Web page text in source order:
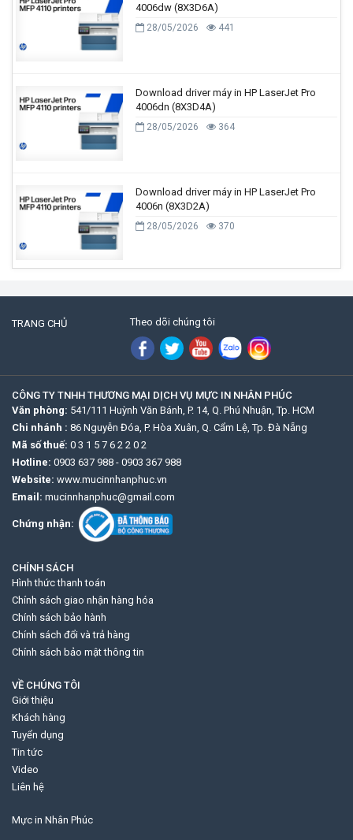
4006dw (8X3D6A)
28/05/2026 441
Download driver máy in HP LaserJet Pro
4006dn (8X3D4A)
28/05/2026 364
Download driver máy in HP LaserJet Pro
4006n (8X3D2A)
28/05/2026 370
TRANG CHỦ Theo dõi chúng tôi
CÔNG TY TNHH THƯƠNG MẠI DỊCH VỤ MỰC IN NHÂN PHÚC
Văn phòng: 541/111 Huỳnh Văn Bánh, P. 14, Q. Phú Nhuận, Tp. HCM
Chi nhánh : 86 Nguyễn Đóa, P. Hòa Xuân, Q. Cẩm Lệ, Tp. Đà Nẵng
Mã số thuế: 0 3 1 5 7 6 2 2 0 2
Hotline: 0903 637 988 - 0903 367 988
Website: www.mucinnhanphuc.vn
Email: mucinnhanphuc@gmail.com
Chứng nhận:
CHÍNH SÁCH
Hình thức thanh toán
Chính sách giao nhận hàng hóa
Chính sách bảo hành
Chính sách đổi và trả hàng
Chính sách bảo mật thông tin
VỀ CHÚNG TÔI
Giới thiệu
Khách hàng
Tuyển dụng
Tin tức
Video
Liên hệ
Mực in Nhân Phúc